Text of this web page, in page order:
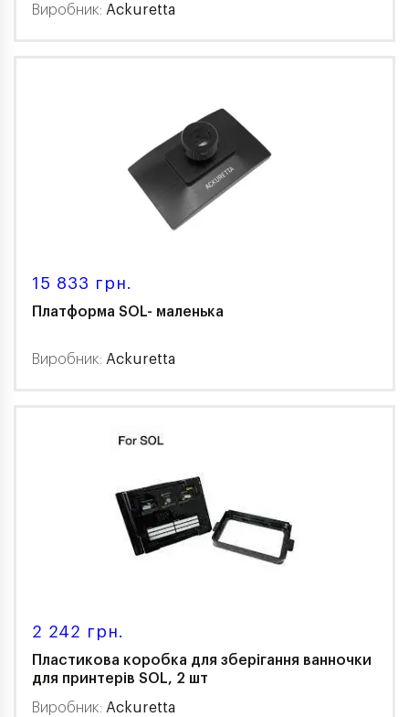
Виробник: Ackuretta
15 833 грн.
Платформа SOL- маленька
Виробник: Ackuretta
2 242 грн.
Пластикова коробка для зберігання ванночки
для принтерів SOL, 2 шт
Виробник: Ackuretta